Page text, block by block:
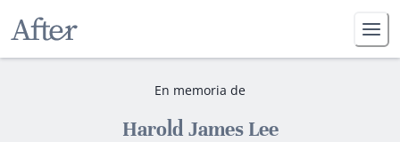
En memoria de
Harold James Lee